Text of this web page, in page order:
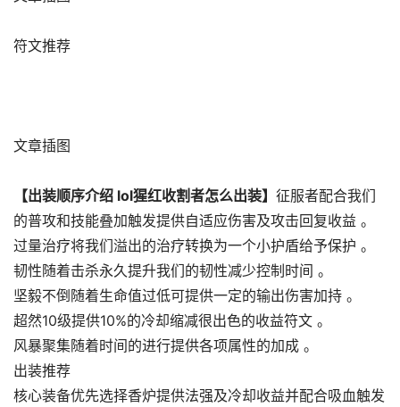
符文推荐
文章插图
【出装顺序介绍 lol猩红收割者怎么出装】 征服者配合我们
的普攻和技能叠加触发提供自适应伤害及攻击回复收益 。
过量治疗将我们溢出的治疗转换为一个小护盾给予保护 。
韧性随着击杀永久提升我们的韧性减少控制时间 。
坚毅不倒随着生命值过低可提供一定的输出伤害加持 。
超然10级提供10%的冷却缩减很出色的收益符文 。
风暴聚集随着时间的进行提供各项属性的加成 。
出装推荐
核心装备优先选择香炉提供法强及冷却收益并配合吸血触发